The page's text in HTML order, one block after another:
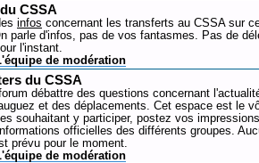
CSSA
infos concernant les transferts au CSSA sur
parle d'infos, pas de vos fantasmes. Pas de
l'instant.
de modération
du CSSA
débattre des questions concernant
et des déplacements. Cet espace est le
souhaitant y participer, postez vos
officielles des différents groupes.
prévu pour le moment.
de modération